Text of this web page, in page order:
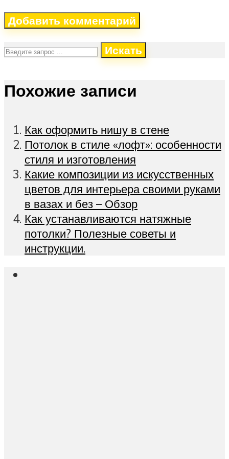
Искать
Похожие записи
Как оформить нишу в стене
Потолок в стиле «лофт»: особенности
стиля и изготовления
Какие композиции из искусственных
цветов для интерьера своими руками
в вазах и без – Обзор
Как устанавливаются натяжные
потолки? Полезные советы и
инструкции.